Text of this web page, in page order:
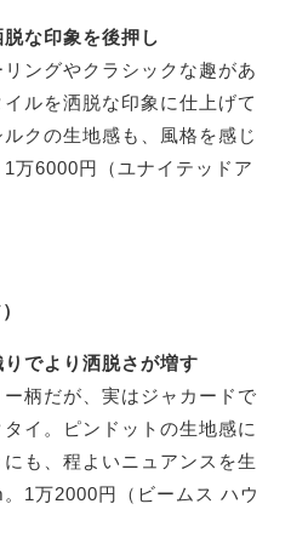
な印象を後押し
ングやクラシックな趣があ
ルを洒脱な印象に仕上げて
クの生地感も、風格を感じ
万6000円（ユナイテッドア
でより洒脱さが増す
柄だが、実はジャカードで
イ。ピンドットの生地感に
も、程よいニュアンスを生
1万2000円（ビームス ハウ